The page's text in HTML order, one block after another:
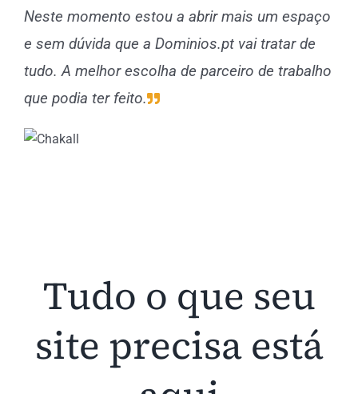
Neste momento estou a abrir mais um espaço
e sem dúvida que a Dominios.pt vai tratar de
tudo. A melhor escolha de parceiro de trabalho
que podia ter feito.
Tudo o que seu
site precisa está